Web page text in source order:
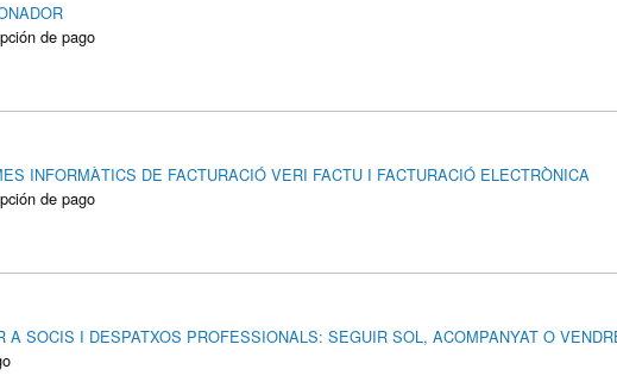
de pago
INFORMÀTICS DE FACTURACIÓ VERI FACTU I FACTURACIÓ ELECTRÒNICA
de pago
A SOCIS I DESPATXOS PROFESSIONALS: SEGUIR SOL, ACOMPANYAT O